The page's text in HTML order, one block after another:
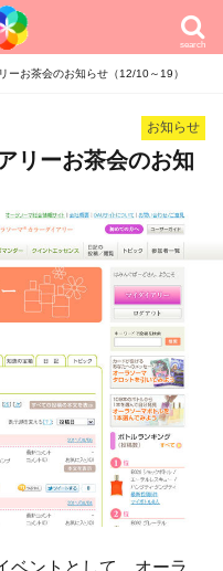
search
ーお茶会のお知らせ（12/10～19）
お知らせ
リーお茶会のお知
ベントとして、オーラ